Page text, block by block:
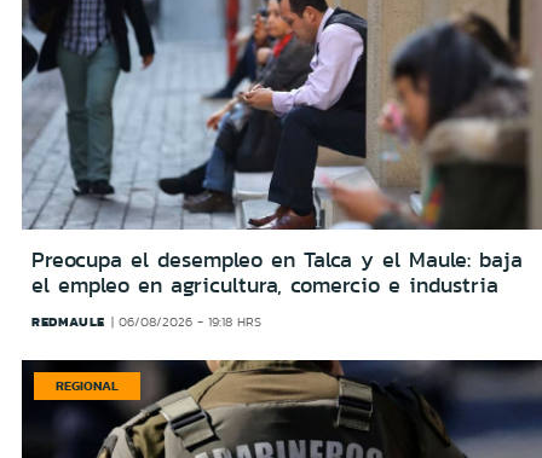
Preocupa el desempleo en Talca y el Maule: baja
el empleo en agricultura, comercio e industria
REDMAULE 06/08/2026 - 19:18 HRS
REGIONAL